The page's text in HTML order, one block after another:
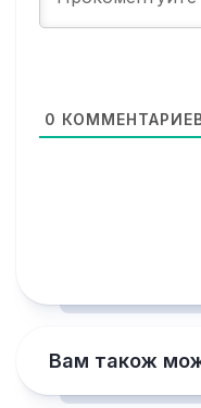
0
Вам також